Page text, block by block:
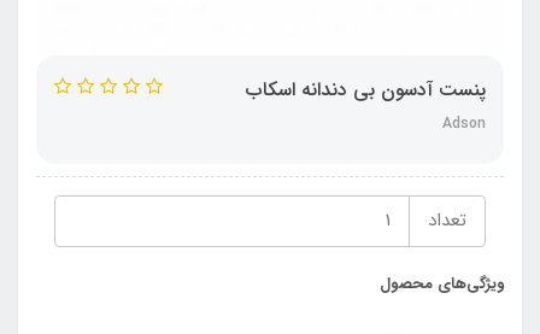
پنست آدسون بی دندانه اسکاب
Adson
تعداد
ویژگی‌های محصول